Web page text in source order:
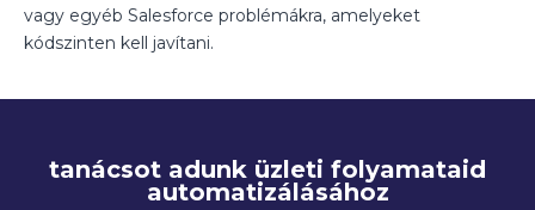
vagy egyéb Salesforce problémákra, amelyeket
kódszinten kell javítani.
tanácsot adunk üzleti folyamataid
automatizálásához